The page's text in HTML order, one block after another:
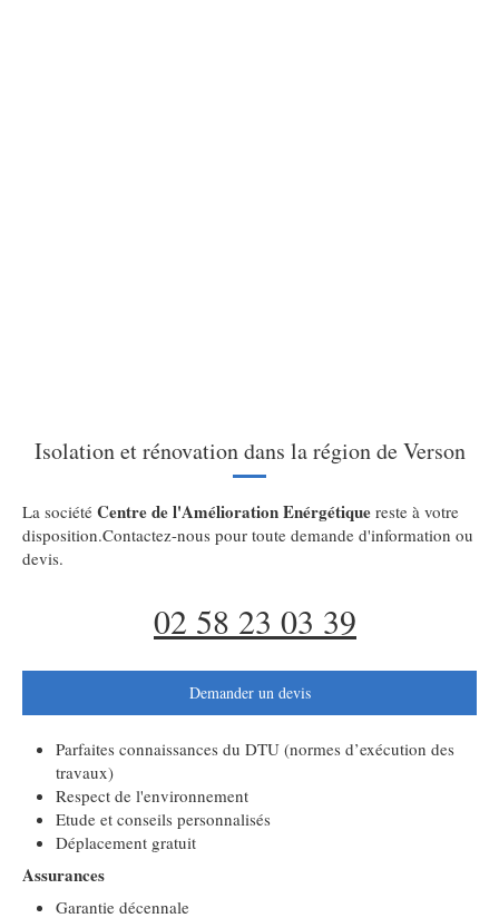
Isolation et rénovation dans la région de Verson
La société Centre de l'Amélioration Enérgétique reste à votre
disposition.Contactez-nous pour toute demande d'information ou
devis.
02 58 23 03 39
Demander un devis
Parfaites connaissances du DTU (normes d’exécution des
travaux)
Respect de l'environnement
Etude et conseils personnalisés
Déplacement gratuit
Assurances
Garantie décennale